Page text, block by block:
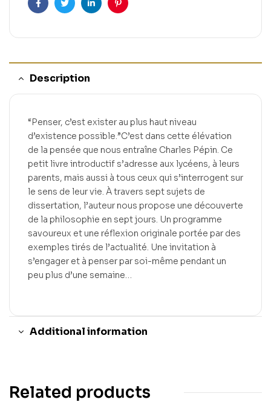
FacebookTwitterLinkedinPinterest
Description
“Penser, c’est exister au plus haut niveau
d’existence possible.”C’est dans cette élévation
de la pensée que nous entraîne Charles Pépin. Ce
petit livre introductif s’adresse aux lycéens, à leurs
parents, mais aussi à tous ceux qui s’interrogent sur
le sens de leur vie. À travers sept sujets de
dissertation, l’auteur nous propose une découverte
de la philosophie en sept jours. Un programme
savoureux et une réflexion originale portée par des
exemples tirés de l’actualité. Une invitation à
s’engager et à penser par soi-même pendant un
peu plus d’une semaine…
Additional information
Related products